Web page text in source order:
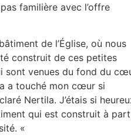
familière avec l’offre
de l’Église, où nous
construit de ces petites
sont venues du fond du
a touché mon cœur si
Nertila. J’étais si
qui est construit à
«